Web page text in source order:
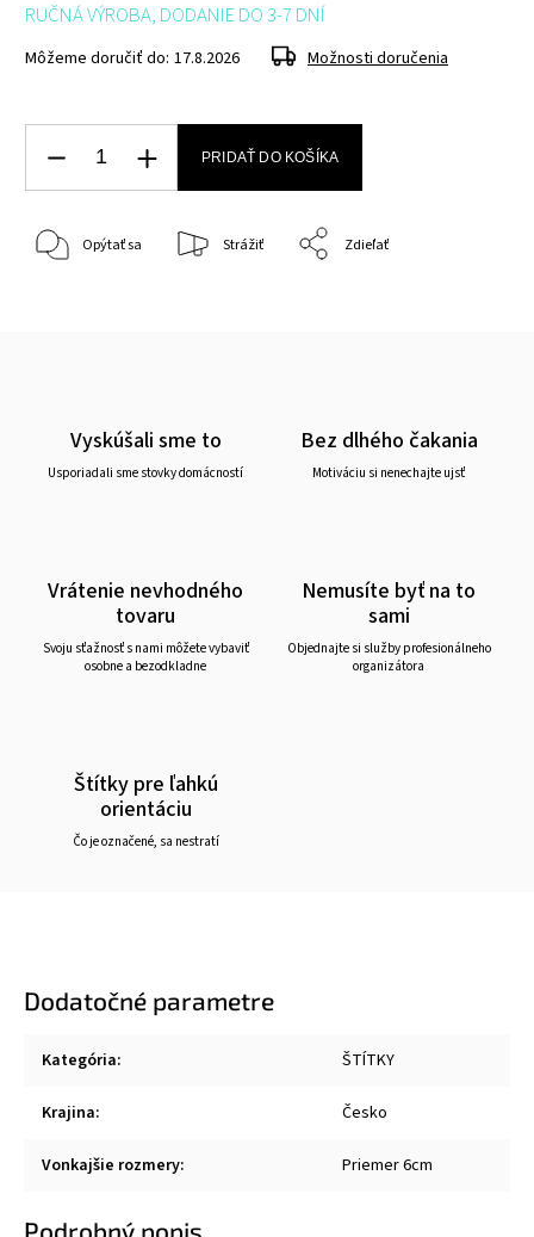
RUČNÁ VÝROBA, DODANIE DO 3-7 DNÍ
Môžeme doručiť do: 17.8.2026 Možnosti doručenia
PRIDAŤ DO KOŠÍKA
Opýtať sa Strážiť Zdieľať
Vyskúšali sme to
Usporiadali sme stovky domácností
Bez dlhého čakania
Motiváciu si nenechajte ujsť
Vrátenie nevhodného
tovaru
Svoju sťažnosť s nami môžete vybaviť
osobne a bezodkladne
Nemusíte byť na to
sami
Objednajte si služby profesionálneho
organizátora
Štítky pre ľahkú
orientáciu
Čo je označené, sa nestratí
Dodatočné parametre
Kategória: ŠTÍTKY
Krajina: Česko
Vonkajšie rozmery: Priemer 6cm
Podrobný popis